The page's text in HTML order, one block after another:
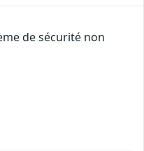
de sécurité non